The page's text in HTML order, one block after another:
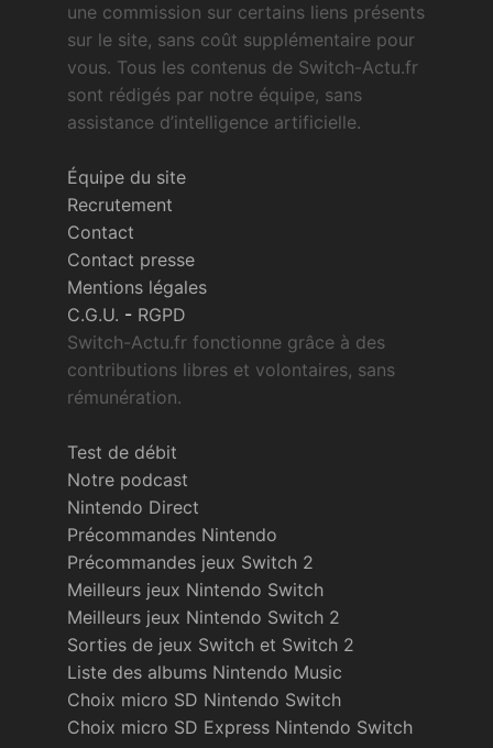
une commission sur certains liens présents
sur le site, sans coût supplémentaire pour
vous. Tous les contenus de Switch-Actu.fr
sont rédigés par notre équipe, sans
assistance d’intelligence artificielle.
Équipe du site
Recrutement
Contact
Contact presse
Mentions légales
C.G.U. - RGPD
Switch-Actu.fr fonctionne grâce à des
contributions libres et volontaires, sans
rémunération.
Test de débit
Notre podcast
Nintendo Direct
Précommandes Nintendo
Précommandes jeux Switch 2
Meilleurs jeux Nintendo Switch
Meilleurs jeux Nintendo Switch 2
Sorties de jeux Switch et Switch 2
Liste des albums Nintendo Music
Choix micro SD Nintendo Switch
Choix micro SD Express Nintendo Switch